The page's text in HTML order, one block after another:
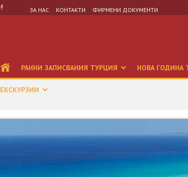
ЗА НАС КОНТАКТИ ФИРМЕНИ ДОКУМЕНТИ
РАННИ ЗАПИСВАНИЯ ТУРЦИЯ НОВА ГОДИНА
ЕКСКУРЗИИ